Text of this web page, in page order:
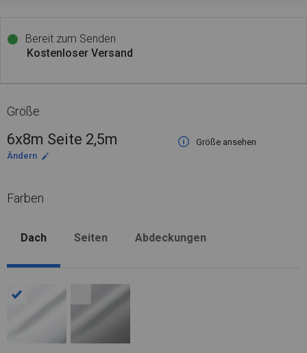
Bereit zum Senden
Kostenloser Versand
Größe
6x8m Seite 2,5m
Größe ansehen
Ändern
Farben
Dach Seiten Abdeckungen